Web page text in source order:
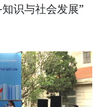
识与社会发展”